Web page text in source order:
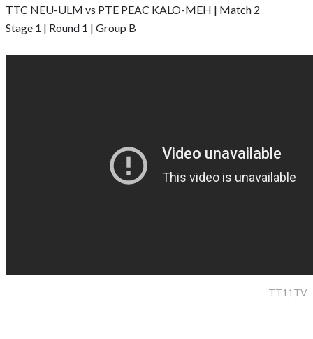
TTC NEU-ULM vs PTE PEAC KALO-MEH | Match 2
Stage 1 | Round 1 | Group B
TT11TV